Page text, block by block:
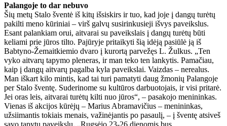
Palangoje to dar nebuvo
Šių metų Stalo šventė iš kitų išsiskirs ir tuo, kad joje į dangų turėtų
pakilti meno kūriniai – virš galvų susirinkusieji išvys paveikslus.
Esant palankiam orui, aitvarai su paveikslais į dangų turėtų būti
keliami prie jūros tilto. Pajūryje pritaikyti šią idėją pasiūlė ją iš
Babtyno-Žemaitkiemio dvaro į kurortą parvežęs L. Žulkus. „Ten
vyko aitvarų tapymo pleneras, ir man teko ten lankytis. Pamačiau,
kaip į dangų aitvarų pagalba kyla paveikslai. Vaizdas – nerealus.
Man iškart kilo mintis, kad tai turi pamatyti daug žmonių Palangoje
per Stalo šventę. Suderinome su kultūros darbuotojais, ir visi pritarė.
Jei oras leis, aitvarai turėtų kilti nuo jūros“, – pasakojo menininkas.
Vienas iš akcijos kūrėjų – Marius Abramavičius – menininkas,
užsiimantis tokiais menais, važinėjantis po pasaulį, – į šventę atsiveš
savo tapytų paveikslų. „Rugsėjo 23-26 dienomis bus